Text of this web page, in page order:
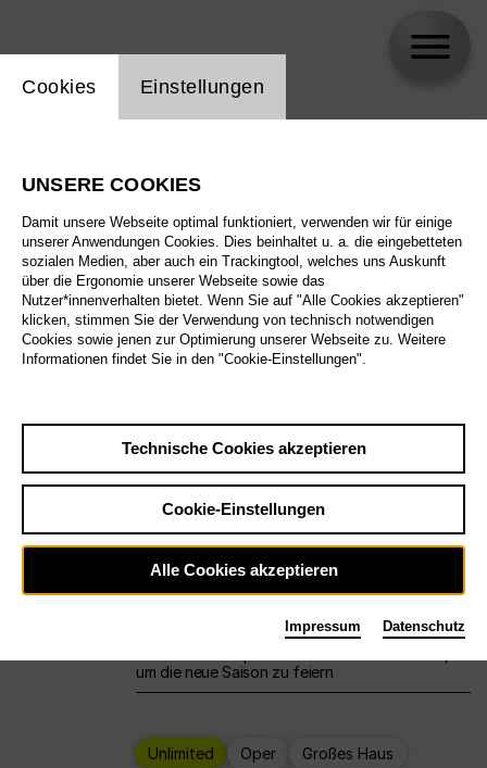
Alle Sparten
Alle Spielstätten
Alle Merkmale
Sa29.8.
Großes Haus
12:00 Eröffnungswochenende
um die neue Saison zu feiern
Unlimited Oper Großes Haus
Einstellung Website Cookie
Cookies Einstellungen
UNSERE COOKIES
Damit unsere Webseite optimal funktioniert, verwenden wir für einige
unserer Anwendungen Cookies. Dies beinhaltet u. a. die eingebetteten
sozialen Medien, aber auch ein Trackingtool, welches uns Auskunft
über die Ergonomie unserer Webseite sowie das
Nutzer*innenverhalten bietet. Wenn Sie auf "Alle Cookies akzeptieren"
klicken, stimmen Sie der Verwendung von technisch notwendigen
Cookies sowie jenen zur Optimierung unserer Webseite zu. Weitere
Informationen findet Sie in den "Cookie-Einstellungen".
Technische Cookies akzeptieren
Cookie-Einstellungen
Alle Cookies akzeptieren
Impressum Datenschutz